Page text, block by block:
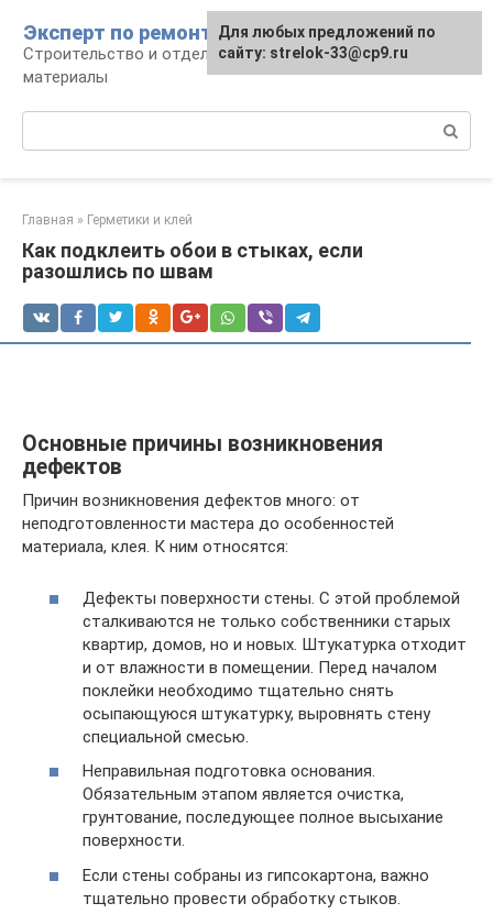
контенту
Эксперт по ремонту
Строительство и отделка: работы и
материалы
Главная » Герметики и клей
Как подклеить обои в стыках, если
разошлись по швам
Основные причины возникновения
дефектов
Причин возникновения дефектов много: от
неподготовленности мастера до особенностей
материала, клея. К ним относятся:
Дефекты поверхности стены. С этой проблемой
сталкиваются не только собственники старых
квартир, домов, но и новых. Штукатурка отходит
и от влажности в помещении. Перед началом
поклейки необходимо тщательно снять
осыпающуюся штукатурку, выровнять стену
специальной смесью.
Неправильная подготовка основания.
Обязательным этапом является очистка,
грунтование, последующее полное высыхание
поверхности.
Если стены собраны из гипсокартона, важно
тщательно провести обработку стыков.
Для любых предложений по
сайту: strelok-33@cp9.ru
Для любых предложений по
сайту: strelok-33@cp9.ru